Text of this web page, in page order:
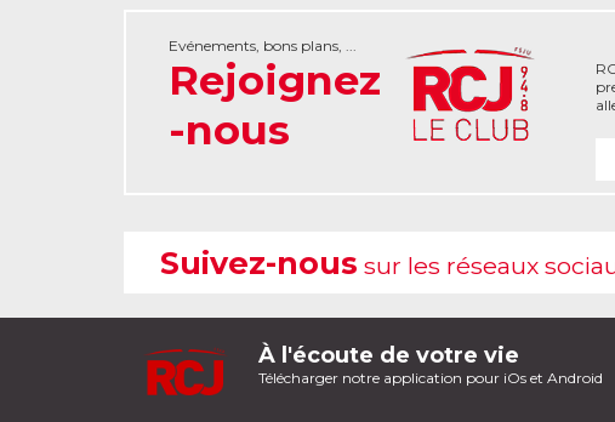
Evénements, bons plans, ...
Rejoignez
-nous
Suivez-nous sur les réseaux
À l'écoute de votre vie
Télécharger notre application pour iOs et Android